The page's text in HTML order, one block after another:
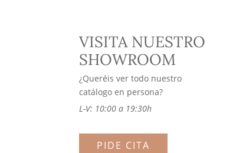
VISITA NUESTRO
SHOWROOM
¿Queréis ver todo nuestro
catálogo en persona?
L-V: 10:00 a 19:30h
PIDE CITA